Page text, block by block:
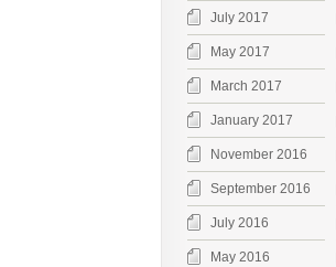
July 2017
May 2017
March 2017
January 2017
November 2016
September 2016
July 2016
May 2016